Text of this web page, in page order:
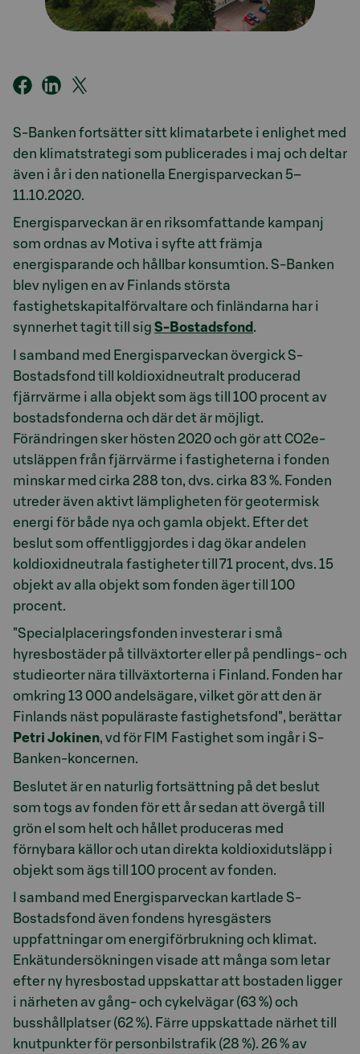
S-Banken fortsätter sitt klimatarbete i enlighet med
den klimatstrategi som publicerades i maj och deltar
även i år i den nationella Energisparveckan 5–
11.10.2020.
Energisparveckan är en riksomfattande kampanj
som ordnas av Motiva i syfte att främja
energisparande och hållbar konsumtion. S-Banken
blev nyligen en av Finlands största
fastighetskapitalförvaltare och finländarna har i
synnerhet tagit till sig S-Bostadsfond .
I samband med Energisparveckan övergick S-
Bostadsfond till koldioxidneutralt producerad
fjärrvärme i alla objekt som ägs till 100 procent av
bostadsfonderna och där det är möjligt.
Förändringen sker hösten 2020 och gör att CO2e-
utsläppen från fjärrvärme i fastigheterna i fonden
minskar med cirka 288 ton, dvs. cirka 83 %. Fonden
utreder även aktivt lämpligheten för geotermisk
energi för både nya och gamla objekt. Efter det
beslut som offentliggjordes i dag ökar andelen
koldioxidneutrala fastigheter till 71 procent, dvs. 15
objekt av alla objekt som fonden äger till 100
procent.
"Specialplaceringsfonden investerar i små
hyresbostäder på tillväxtorter eller på pendlings- och
studieorter nära tillväxtorterna i Finland. Fonden har
omkring 13 000 andelsägare, vilket gör att den är
Finlands näst populäraste fastighetsfond", berättar
Petri Jokinen, vd för FIM Fastighet som ingår i S-
Banken-koncernen.
Beslutet är en naturlig fortsättning på det beslut
som togs av fonden för ett år sedan att övergå till
grön el som helt och hållet produceras med
förnybara källor och utan direkta koldioxidutsläpp i
objekt som ägs till 100 procent av fonden.
I samband med Energisparveckan kartlade S-
Bostadsfond även fondens hyresgästers
uppfattningar om energiförbrukning och klimat.
Enkätundersökningen visade att många som letar
efter ny hyresbostad uppskattar att bostaden ligger
i närheten av gång- och cykelvägar (63 %) och
busshållplatser (62 %). Färre uppskattade närhet till
knutpunkter för personbilstrafik (28 %). 26 % av